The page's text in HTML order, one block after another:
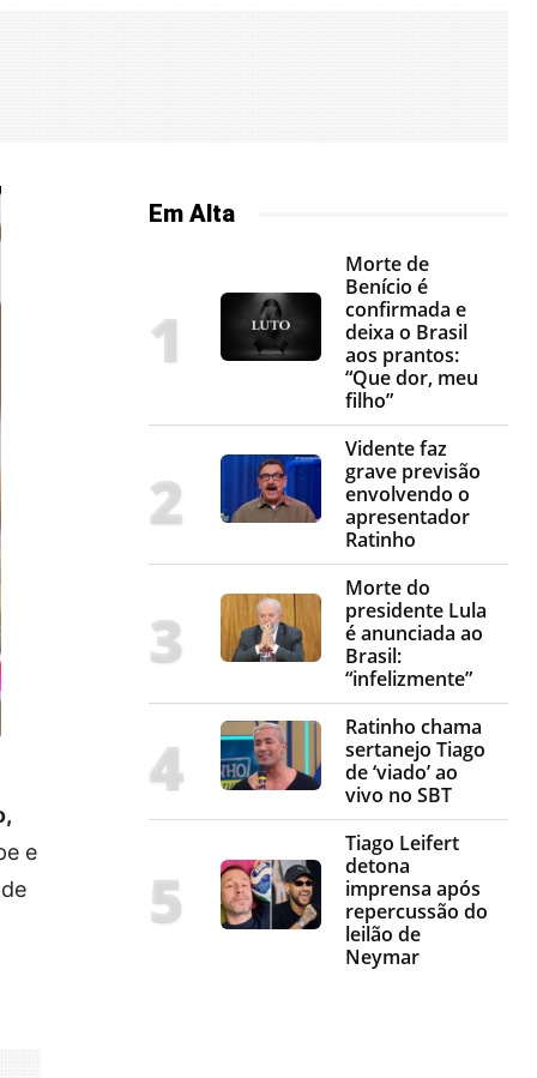
e
Em Alta
Morte de
Benício é
confirmada e
deixa o Brasil
aos prantos:
“Que dor, meu
filho”
Vidente faz
grave previsão
envolvendo o
apresentador
Ratinho
Morte do
presidente Lula
é anunciada ao
Brasil:
“infelizmente”
Ratinho chama
sertanejo Tiago
de ‘viado’ ao
vivo no SBT
Tiago Leifert
detona
imprensa após
repercussão do
leilão de
Neymar